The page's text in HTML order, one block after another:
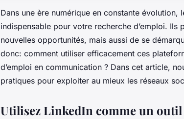
Dans une ère numérique en constante évolution,
indispensable pour votre recherche d’emploi.
nouvelles opportunités, mais aussi de se
donc: comment utiliser efficacement ces
d’emploi en communication ? Dans cet article,
pratiques pour exploiter au mieux les réseaux
Utilisez LinkedIn comme un